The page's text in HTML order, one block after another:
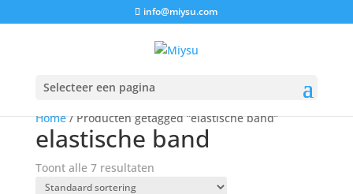
info@miysu.com
Selecteer een pagina
Home/ Producten getagged “elastische band”
elastische band
Toont alle 7 resultaten